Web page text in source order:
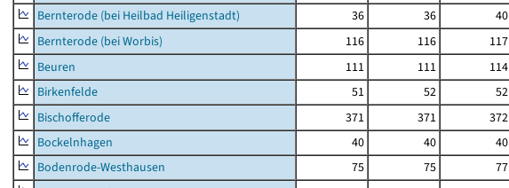
Bernterode (bei Heilbad Heiligenstadt)
36 36 40
Bernterode (bei Worbis)
116 116 117
Beuren
111 111 114
Birkenfelde
51 52 52
Bischofferode
371 371 372
Bockelnhagen
40 40 40
Bodenrode-Westhausen
75 75 77